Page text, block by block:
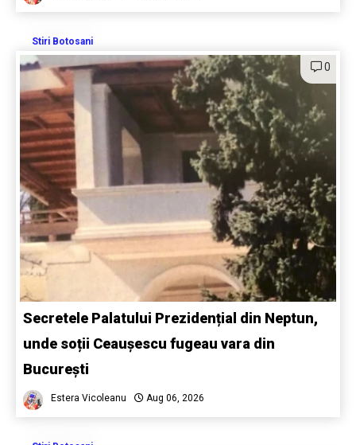
Stiri Botosani
0
Secretele Palatului Prezidențial din Neptun,
unde soții Ceaușescu fugeau vara din
București
Estera Vicoleanu Aug 06, 2026